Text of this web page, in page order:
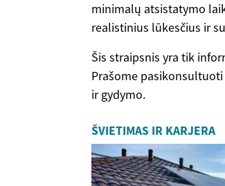
minimalų atsistatymo
realistinius lūkesčius ir
Šis straipsnis yra tik
Prašome
ir gydymo.
ŠVIETIMAS IR KARJERA